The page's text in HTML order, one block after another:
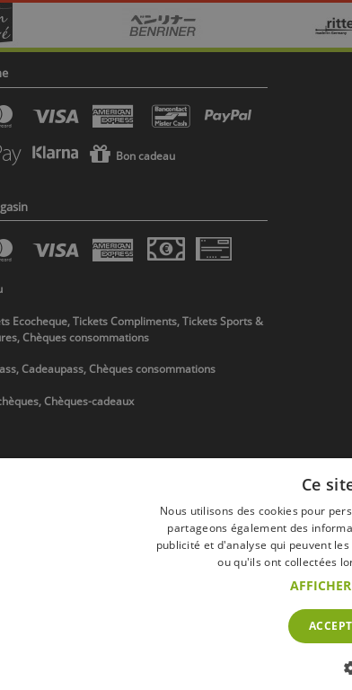
Bon cadeau
Ecocheque, Tickets Compliments, Tickets Sports &
Chèques consommations
Cadeaupass, Chèques consommations
Chèques-cadeaux
France/Pays-Bas et partout en Europe sur devis
© 2017 Les Secrets du Chef | Tous les prix indiqués sur le site s'entendent
VI « Pratiques du marché et protection du consommateur » du Code belge
Ce
Nous utilisons des cookies pour
partageons également des
publicité et d'analyse qui peuvent
ou qu'ils ont collectées